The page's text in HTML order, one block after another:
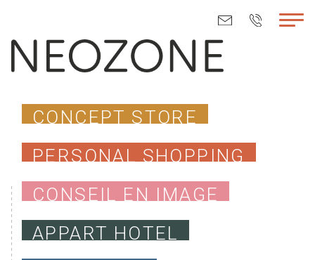
CONCEPT STORE
PERSONAL SHOPPING
CONSEIL EN IMAGE
APPART HOTEL